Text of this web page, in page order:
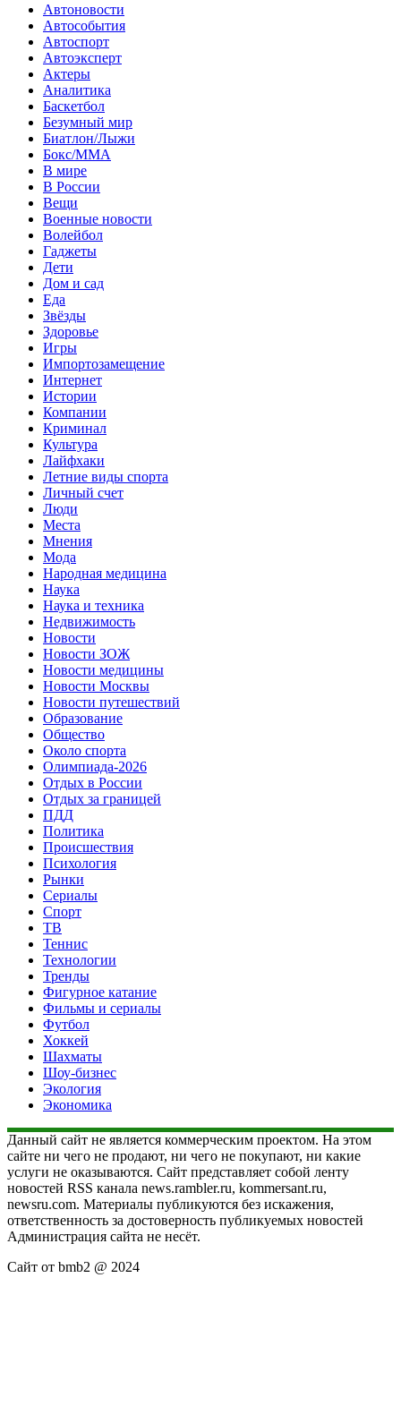
Автоновости
Автособытия
Автоспорт
Автоэксперт
Актеры
Аналитика
Баскетбол
Безумный мир
Биатлон/Лыжи
Бокс/MMA
В мире
В России
Вещи
Военные новости
Волейбол
Гаджеты
Дети
Дом и сад
Еда
Звёзды
Здоровье
Игры
Импортозамещение
Интернет
Истории
Компании
Криминал
Культура
Лайфхаки
Летние виды спорта
Личный счет
Люди
Места
Мнения
Мода
Народная медицина
Наука
Наука и техника
Недвижимость
Новости
Новости ЗОЖ
Новости медицины
Новости Москвы
Новости путешествий
Образование
Общество
Около спорта
Олимпиада-2026
Отдых в России
Отдых за границей
ПДД
Политика
Происшествия
Психология
Рынки
Сериалы
Спорт
ТВ
Теннис
Технологии
Тренды
Фигурное катание
Фильмы и сериалы
Футбол
Хоккей
Шахматы
Шоу-бизнес
Экология
Экономика
Данный сайт не является коммерческим проектом. На этом
сайте ни чего не продают, ни чего не покупают, ни какие
услуги не оказываются. Сайт представляет собой ленту
новостей RSS канала news.rambler.ru, kommersant.ru,
newsru.com. Материалы публикуются без искажения,
ответственность за достоверность публикуемых новостей
Администрация сайта не несёт.
Сайт от bmb2 @ 2024